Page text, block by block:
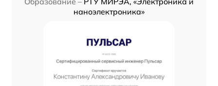
наноэлектроника»